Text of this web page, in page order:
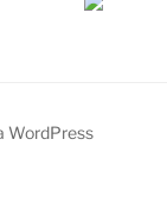
WordPress